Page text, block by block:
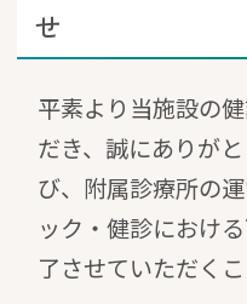
せ
平素より当施設の
だき、誠にありが
び、附属診療所の
ック・健診におけ
了させていただく